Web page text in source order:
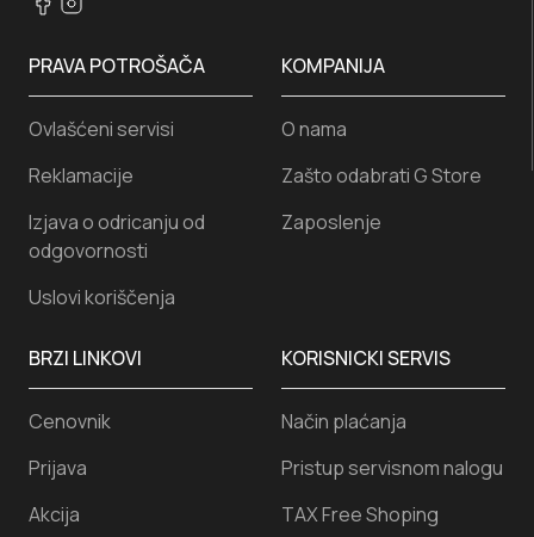
KORISNICKI SERVIS
Način plaćanja
Pristup servisnom nalogu
TAX Free Shoping
PRAVA POTROŠAČA
Ovlašćeni servisi
Reklamacije
Izjava o odricanju od
odgovornosti
Uslovi koriščenja
KOMPANIJA
O nama
Zašto odabrati G Store
Zaposlenje
BRZI LINKOVI
Cenovnik
Prijava
Akcija